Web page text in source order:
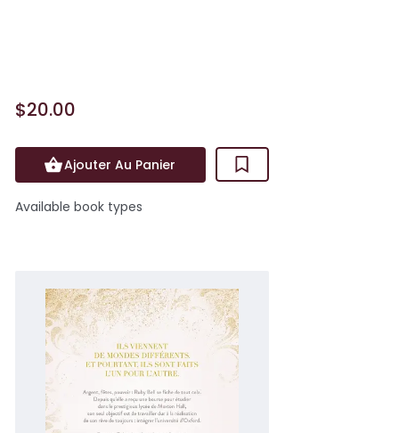
$20.00
Ajouter Au Panier
Available book types